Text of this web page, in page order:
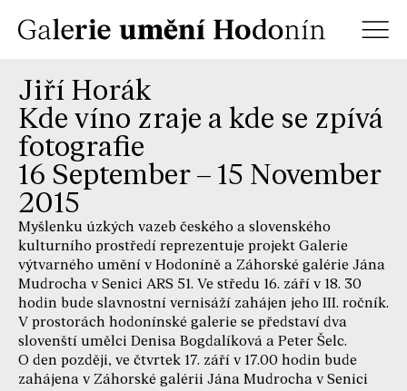
Jiří Horák
Kde víno zraje a kde se zpívá
fotografie
16 September – 15 November
2015
Myšlenku úzkých vazeb českého a slovenského
kulturního prostředí reprezentuje projekt Galerie
výtvarného umění v Hodoníně a Záhorské galérie Jána
Mudrocha v Senici ARS 51. Ve středu 16. září v 18. 30
hodin bude slavnostní vernisáží zahájen jeho III. ročník.
V prostorách hodonínské galerie se představí dva
slovenští umělci Denisa Bogdalíková a Peter Šelc.
O den později, ve čtvrtek 17. září v 17.00 hodin bude
zahájena v Záhorské galérii Jána Mudrocha v Senici